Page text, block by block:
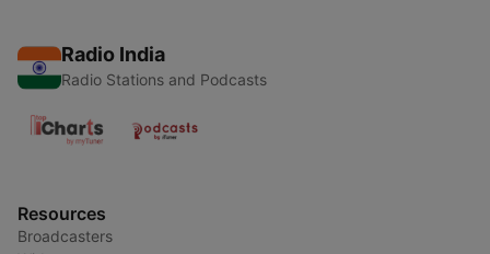
Radio India
Radio Stations and Podcasts
Resources
Broadcasters